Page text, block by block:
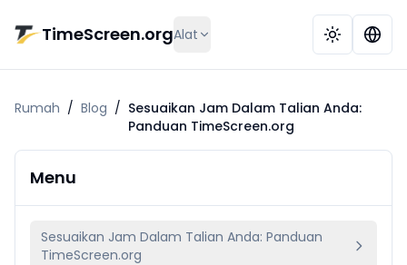
TimeScreen.orgAlat
Rumah / Blog / Sesuaikan Jam Dalam Talian Anda:
Panduan TimeScreen.org
Menu
Sesuaikan Jam Dalam Talian Anda: Panduan
TimeScreen.org